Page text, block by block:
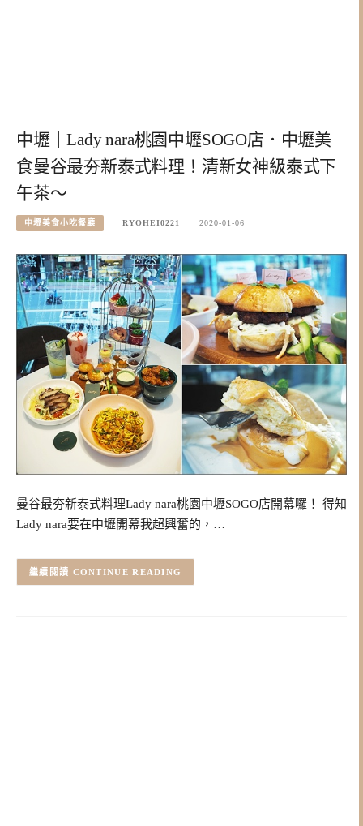
中壢｜Lady nara桃園中壢SOGO店．中壢美
食曼谷最夯新泰式料理！清新女神級泰式下
午茶～
中壢美食小吃餐廳 RYOHEI0221 2020-01-06
曼谷最夯新泰式料理Lady nara桃園中壢SOGO店開幕囉！ 得知
Lady nara要在中壢開幕我超興奮的，…
CONTINUE READING